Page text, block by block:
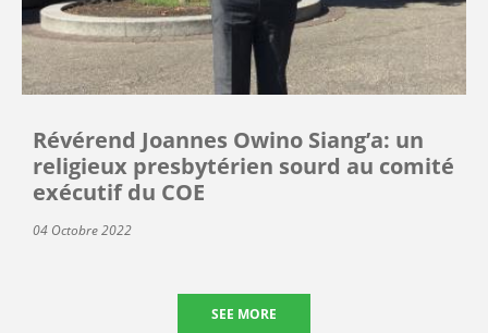
Révérend Joannes Owino Siang’a: un
religieux presbytérien sourd au comité
exécutif du COE
04 Octobre 2022
SEE MORE